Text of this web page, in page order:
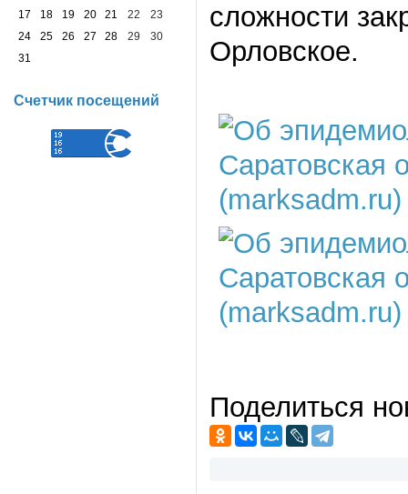
сложности
Орловское.
Поделиться
17
18 19 20 21 22
23
24
25 26 27 28 29
30
31
Счетчик посещений